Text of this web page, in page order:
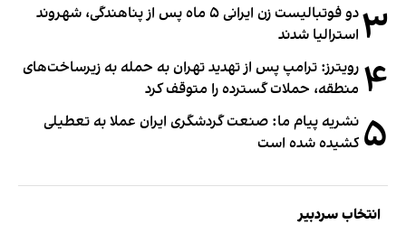
۳
دو فوتبالیست زن ایرانی ۵ ماه پس از پناهندگی، شهروند
استرالیا شدند
۴ رویترز: ترامپ پس از تهدید تهران به حمله به زیرساخت‌های
منطقه، حملات گسترده را متوقف کرد
۵ نشریه پیام ما: صنعت گردشگری ایران عملا به تعطیلی
کشیده شده است
انتخاب سردبیر